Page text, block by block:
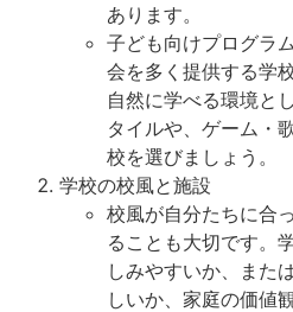
あります。
子ども向けプログラ
会を多く提供する学
自然に学べる環境と
タイルや、ゲーム・
校を選びましょう。
学校の校風と施設
校風が自分たちに合
ることも大切です。
しみやすいか、また
しいか、家庭の価値